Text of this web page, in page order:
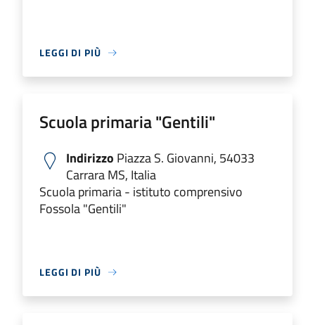
LEGGI DI PIÙ
Scuola primaria "Gentili"
Indirizzo Piazza S. Giovanni, 54033
Carrara MS, Italia
Scuola primaria - istituto comprensivo
Fossola "Gentili"
LEGGI DI PIÙ